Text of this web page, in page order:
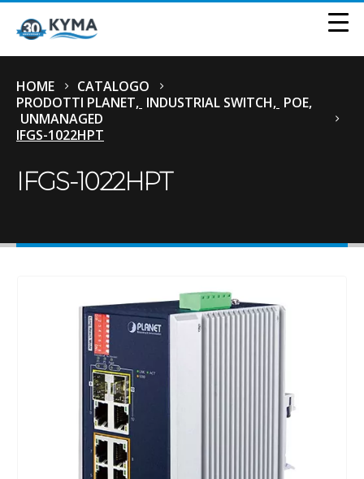
HOME
CATALOGO
PRODOTTI PLANET, INDUSTRIAL SWITCH, POE,
UNMANAGED
IFGS-1022HPT
IFGS-1022HPT